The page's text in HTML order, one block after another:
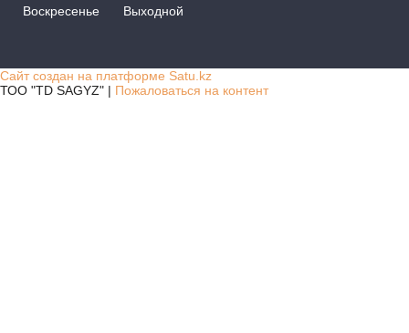
Воскресенье
Выходной
Сайт создан на платформе Satu.kz
ТОО "TD SAGYZ" | Пожаловаться на контент